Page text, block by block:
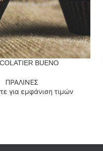
BUENO
ΠΡΑΛΙΝΕΣ
για εμφάνιση τιμών